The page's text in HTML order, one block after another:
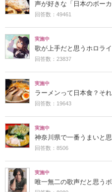
声が好きな「日本のボー
回答数：49461
実施中
歌が上手だと思うホロラ
回答数：23837
実施中
ラーメンって日本食？そ
回答数：19643
実施中
神奈川県で一番うまいと
回答数：8506
実施中
唯一無二の歌声だと思う